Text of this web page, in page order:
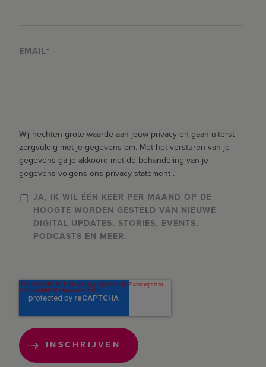
EMAIL*
Wij hechten grote waarde aan jouw privacy en gaan uiterst
zorgvuldig met je gegevens om. Met het versturen van je
gegevens ga je akkoord met de behandeling van je
gegevens volgens ons privacy statement .
JA, IK WIL ÉÉN KEER PER MAAND OP DE
HOOGTE WORDEN GESTELD VAN NIEUWE
DIGITAL UPDATES, STORIES, EVENTS,
PODCASTS EN MEER.